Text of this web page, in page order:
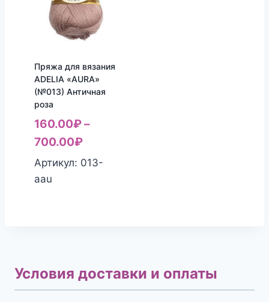
Пряжа для вязания
ADELIA «AURA»
(№013) Античная
роза
160.00₽–
700.00₽
Артикул: 013-
aau
Условия доставки и оплаты